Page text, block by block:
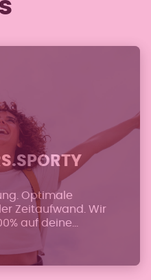
Optimale
Zeitaufwand. Wir
auf deine